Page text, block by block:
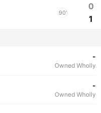
90'
0
1
-
Owned Wholly
-
Owned Wholly